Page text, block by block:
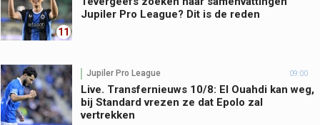
11
Jupiler Pro League? Dit is de reden
Jupiler Pro League 09:00
Live. Transfernieuws 10/8: El Ouahdi kan weg,
bij Standard vrezen ze dat Epolo zal
vertrekken